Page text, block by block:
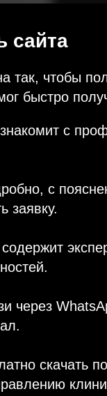
сайта
так, чтобы
быстро
с
с
заявку.
через
скачать